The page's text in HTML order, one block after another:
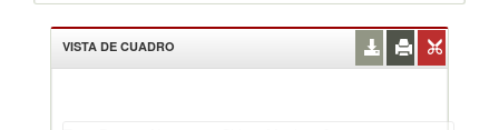
VISTA DE CUADRO